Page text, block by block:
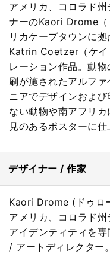
アメリカ、コロラド
ナーのKaori Drome（
リカケープタウンに拠
Katrin Coetzer（ケイ
レーション作品。動
刷が施されたアルフ
ニアでデザインおよ
ない動物や南アフリ
見のあるポスターに仕
デザイナー / 作家
Kaori Drome (ドゥロ
アメリカ、コロラド州
アイデンティティを
/ アートディレクター。